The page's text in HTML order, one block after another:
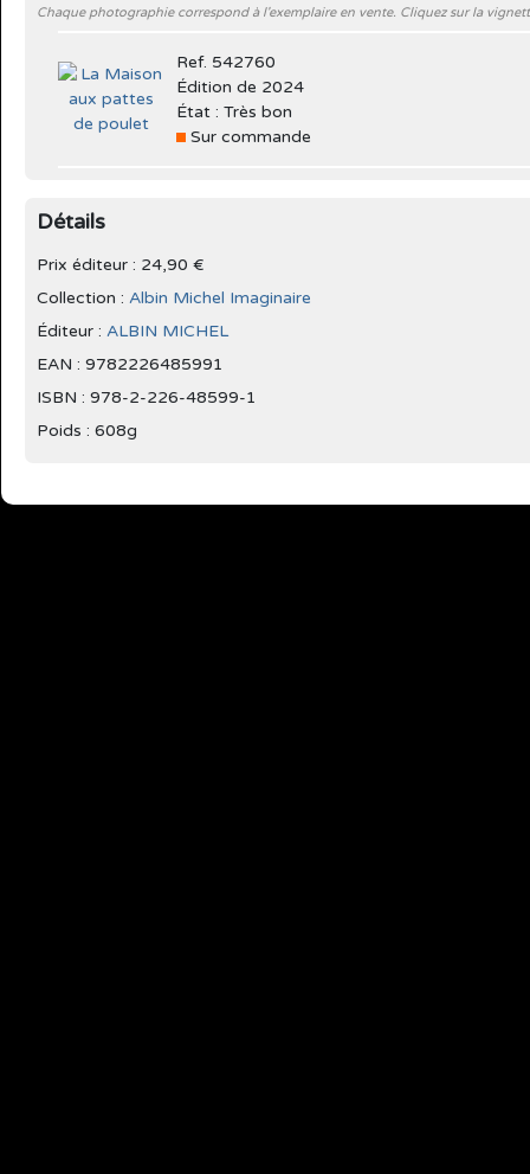
Chaque photographie correspond à l'exemplaire en vente. Cliquez sur la
Ref. 542760
Édition de 2024
État : Très bon
Sur commande
Détails
Prix éditeur : 24,90 €
Collection : Albin Michel Imaginaire
Éditeur : ALBIN MICHEL
EAN : 9782226485991
ISBN : 978-2-226-48599-1
Poids : 608g